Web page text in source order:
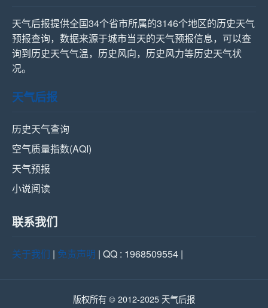
天气后报提供全国34个省市所属的3146个地区的历史天气
预报查询，数据来源于城市当天的天气预报信息，可以查
询到历史天气气温，历史风向，历史风力等历史天气状
况。
天气后报
历史天气查询
空气质量指数(AQI)
天气预报
小说阅读
联系我们
关于我们 | 免责声明 | QQ : 1968509554 |
版权所有 © 2012-2025 天气后报